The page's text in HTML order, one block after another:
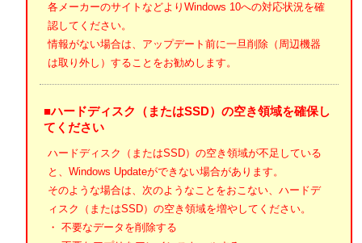
各メーカーのサイトなどよりWindows 10への対応状況を確
認してください。
情報がない場合は、アップデート前に一旦削除（周辺機器
は取り外し）することをお勧めします。
■ハードディスク（またはSSD）の空き領域を確保し
てください
ハードディスク（またはSSD）の空き領域が不足している
と、Windows Updateができない場合があります。
そのような場合は、次のようなことをおこない、ハードデ
ィスク（またはSSD）の空き領域を増やしてください。
・ 不要なデータを削除する